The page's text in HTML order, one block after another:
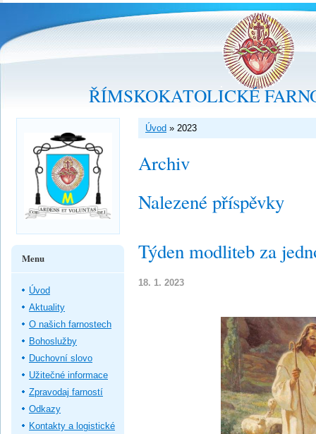
ŘÍMSKOKATOLICKÉ
Úvod » 2023
Archiv
Nalezené příspěvky
Týden modliteb za
18. 1. 2023
Menu
Úvod
Aktuality
O našich farnostech
Bohoslužby
Duchovní slovo
Užitečné informace
Zpravodaj farností
Odkazy
Kontakty a logistické